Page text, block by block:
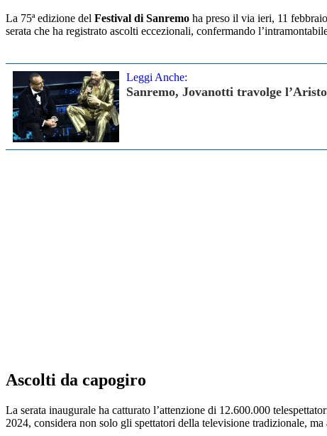
La 75ª edizione del Festival di Sanremo ha preso il via ieri, 11
serata che ha registrato ascolti eccezionali, confermando
Leggi Anche:
Sanremo, Jovanotti travolge
Ascolti da capogiro
La serata inaugurale ha catturato l’attenzione di 12.600.000
2024, considera non solo gli spettatori della televisione tradizionale,